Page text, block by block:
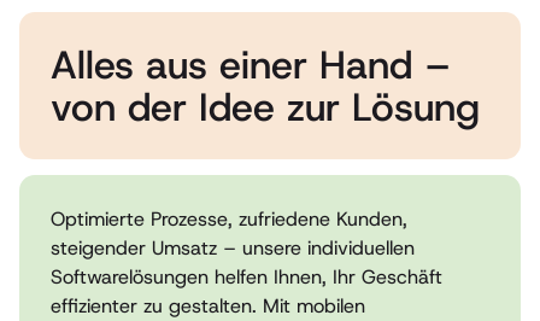
Alles aus einer Hand –
von der Idee zur Lösung
Optimierte Prozesse, zufriedene Kunden,
steigender Umsatz – unsere individuellen
Softwarelösungen helfen Ihnen, Ihr Geschäft
effizienter zu gestalten. Mit mobilen